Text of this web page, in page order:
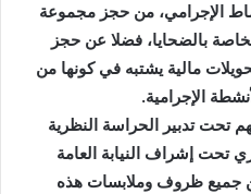
الإجرامي، من حجز مجموعة
بالضحايا، فضلا عن حجز
مالية يشتبه في كونها من
الإجرامية.
تحت تدبير الحراسة النظرية
تحت إشراف النيابة العامة
جميع ظروف وملابسات هذه